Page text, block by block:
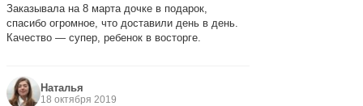
Заказывала на 8 марта дочке в подарок,
спасибо огромное, что доставили день в день.
Качество — супер, ребенок в восторге.
Наталья
18 октября 2019